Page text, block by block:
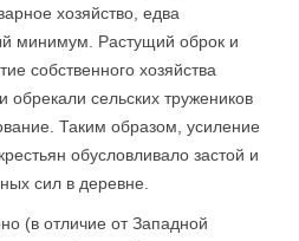
хозяйство, едва
минимум. Растущий оброк и
собственного хозяйства
обрекали сельских тружеников
Таким образом, усиление
обусловливало застой и
сил в деревне.
(в отличие от Западной